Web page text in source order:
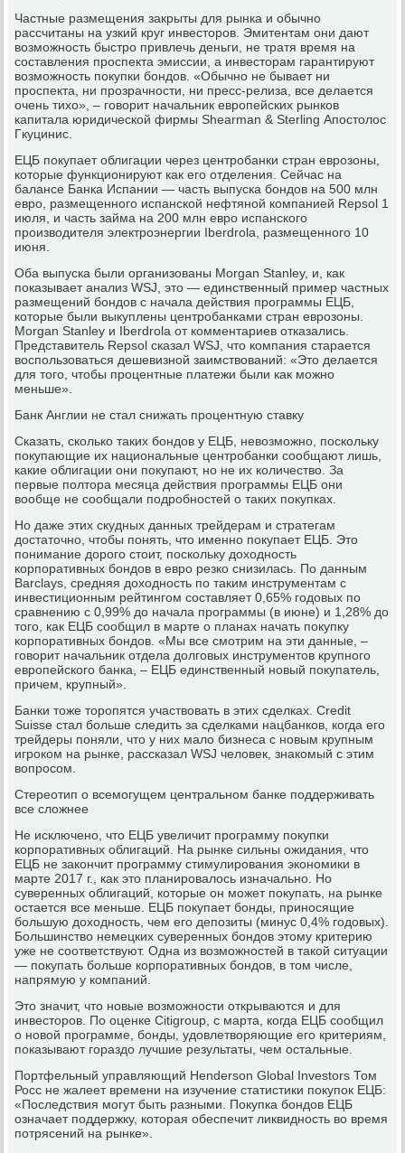
Частные размещения закрыты для рынка и обычно
рассчитаны на узкий круг инвесторов. Эмитентам они дают
возможность быстро привлечь деньги, не тратя время на
составления проспекта эмиссии, а инвесторам гарантируют
возможность покупки бондов. «Обычно не бывает ни
проспекта, ни прозрачности, ни пресс-релиза, все делается
очень тихо», – говорит начальник европейских рынков
капитала юридической фирмы Shearman & Sterling Апостолос
Гкуцинис.
ЕЦБ покупает облигации через центробанки стран еврозоны,
которые функционируют как его отделения. Сейчас на
балансе Банка Испании — часть выпуска бондов на 500 млн
евро, размещенного испанской нефтяной компанией Repsol 1
июля, и часть займа на 200 млн евро испанского
производителя электроэнергии Iberdrola, размещенного 10
июня.
Оба выпуска были организованы Morgan Stanley, и, как
показывает анализ WSJ, это — единственный пример частных
размещений бондов с начала действия программы ЕЦБ,
которые были выкуплены центробанками стран еврозоны.
Morgan Stanley и Iberdrola от комментариев отказались.
Представитель Repsol сказал WSJ, что компания старается
воспользоваться дешевизной заимствований: «Это делается
для того, чтобы процентные платежи были как можно
меньше».
Банк Англии не стал снижать процентную ставку
Сказать, сколько таких бондов у ЕЦБ, невозможно, поскольку
покупающие их национальные центробанки сообщают лишь,
какие облигации они покупают, но не их количество. За
первые полтора месяца действия программы ЕЦБ они
вообще не сообщали подробностей о таких покупках.
Но даже этих скудных данных трейдерам и стратегам
достаточно, чтобы понять, что именно покупает ЕЦБ. Это
понимание дорого стоит, поскольку доходность
корпоративных бондов в евро резко снизилась. По данным
Barclays, средняя доходность по таким инструментам с
инвестиционным рейтингом составляет 0,65% годовых по
сравнению с 0,99% до начала программы (в июне) и 1,28% до
того, как ЕЦБ сообщил в марте о планах начать покупку
корпоративных бондов. «Мы все смотрим на эти данные, –
говорит начальник отдела долговых инструментов крупного
европейского банка, – ЕЦБ единственный новый покупатель,
причем, крупный».
Банки тоже торопятся участвовать в этих сделках. Credit
Suisse стал больше следить за сделками нацбанков, когда его
трейдеры поняли, что у них мало бизнеса с новым крупным
игроком на рынке, рассказал WSJ человек, знакомый с этим
вопросом.
Стереотип о всемогущем центральном банке поддерживать
все сложнее
Не исключено, что ЕЦБ увеличит программу покупки
корпоративных облигаций. На рынке сильны ожидания, что
ЕЦБ не закончит программу стимулирования экономики в
марте 2017 г., как это планировалось изначально. Но
суверенных облигаций, которые он может покупать, на рынке
остается все меньше. ЕЦБ покупает бонды, приносящие
большую доходность, чем его депозиты (минус 0,4% годовых).
Большинство немецких суверенных бондов этому критерию
уже не соответствуют. Одна из возможностей в такой ситуации
— покупать больше корпоративных бондов, в том числе,
напрямую у компаний.
Это значит, что новые возможности открываются и для
инвесторов. По оценке Citigroup, с марта, когда ЕЦБ сообщил
о новой программе, бонды, удовлетворяющие его критериям,
показывают гораздо лучшие результаты, чем остальные.
Портфельный управляющий Henderson Global Investors Том
Росс не жалеет времени на изучение статистики покупок ЕЦБ:
«Последствия могут быть разными. Покупка бондов ЕЦБ
означает поддержку, которая обеспечит ликвидность во время
потрясений на рынке».